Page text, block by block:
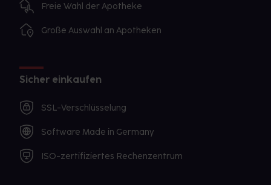
Freie Wahl der Apotheke
Große Auswahl an Apotheken
Sicher einkaufen
SSL-Verschlüsselung
Software Made in Germany
ISO-zertifiziertes Rechenzentrum